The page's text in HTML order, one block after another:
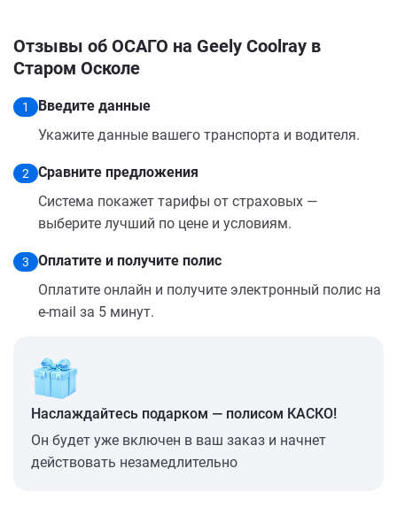
Отзывы об ОСАГО на Geely Coolray в
Старом Осколе
1
Введите данные
Укажите данные вашего транспорта и водителя.
2
Сравните предложения
Система покажет тарифы от страховых —
выберите лучший по цене и условиям.
3
Оплатите и получите полис
Оплатите онлайн и получите электронный полис на
e-mail за 5 минут.
Наслаждайтесь подарком — полисом КАСКО!
Он будет уже включен в ваш заказ и начнет
действовать незамедлительно